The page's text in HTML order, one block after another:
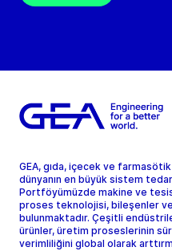
GEA, gıda, içecek ve
dünyanın en büyük sistem
Portföyümüzde makine ve
proses teknolojisi, bileşenler
bulunmaktadır. Çeşitli
ürünler, üretim proseslerinin
verimliliğini global olarak